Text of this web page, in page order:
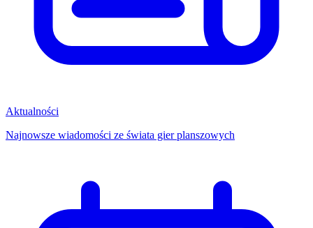
Aktualności
Najnowsze wiadomości ze świata gier planszowych